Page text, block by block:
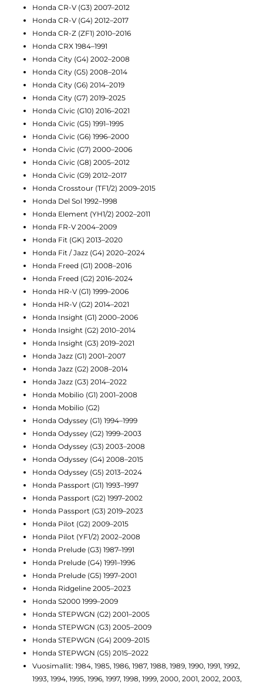
Honda CR-V (G3) 2007–2012
Honda CR-V (G4) 2012–2017
Honda CR-Z (ZF1) 2010–2016
Honda CRX 1984–1991
Honda City (G4) 2002–2008
Honda City (G5) 2008–2014
Honda City (G6) 2014–2019
Honda City (G7) 2019–2025
Honda Civic (G10) 2016–2021
Honda Civic (G5) 1991–1995
Honda Civic (G6) 1996–2000
Honda Civic (G7) 2000–2006
Honda Civic (G8) 2005–2012
Honda Civic (G9) 2012–2017
Honda Crosstour (TF1/2) 2009–2015
Honda Del Sol 1992–1998
Honda Element (YH1/2) 2002–2011
Honda FR-V 2004–2009
Honda Fit (GK) 2013–2020
Honda Fit / Jazz (G4) 2020–2024
Honda Freed (G1) 2008–2016
Honda Freed (G2) 2016–2024
Honda HR-V (G1) 1999–2006
Honda HR-V (G2) 2014–2021
Honda Insight (G1) 2000–2006
Honda Insight (G2) 2010–2014
Honda Insight (G3) 2019–2021
Honda Jazz (G1) 2001–2007
Honda Jazz (G2) 2008–2014
Honda Jazz (G3) 2014–2022
Honda Mobilio (G1) 2001–2008
Honda Mobilio (G2)
Honda Odyssey (G1) 1994–1999
Honda Odyssey (G2) 1999–2003
Honda Odyssey (G3) 2003–2008
Honda Odyssey (G4) 2008–2015
Honda Odyssey (G5) 2013–2024
Honda Passport (G1) 1993–1997
Honda Passport (G2) 1997–2002
Honda Passport (G3) 2019–2023
Honda Pilot (G2) 2009–2015
Honda Pilot (YF1/2) 2002–2008
Honda Prelude (G3) 1987–1991
Honda Prelude (G4) 1991–1996
Honda Prelude (G5) 1997–2001
Honda Ridgeline 2005–2023
Honda S2000 1999–2009
Honda STEPWGN (G2) 2001–2005
Honda STEPWGN (G3) 2005–2009
Honda STEPWGN (G4) 2009–2015
Honda STEPWGN (G5) 2015–2022
Vuosimallit: 1984, 1985, 1986, 1987, 1988, 1989, 1990, 1991, 1992,
1993, 1994, 1995, 1996, 1997, 1998, 1999, 2000, 2001, 2002, 2003,